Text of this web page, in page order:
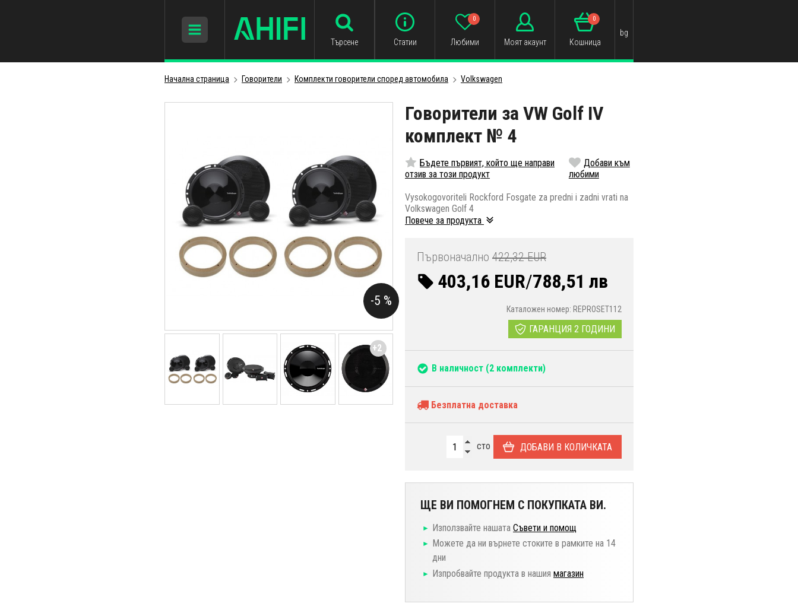
Търсене Статии Любими
0
Моят акаунт Кошница
0
bg
Начална страница Говорители Комплекти говорители според автомобила Volkswagen
Говорители за VW Golf IV
комплект № 4
Бъдете първият, който ще направи
отзив за този продукт
Добави към
любими
Vysokogovoriteli Rockford Fosgate za predni i zadni vrati na
Volkswagen Golf 4
Повече за продукта
Първоначално 422,32 EUR
403,16 EUR/788,51 лв
Каталожен номер: REPROSET112
ГАРАНЦИЯ 2 ГОДИНИ
В наличност (2 комплекти)
Безплатна доставка
сто ДОБАВИ В КОЛИЧКАТА
ЩЕ ВИ ПОМОГНЕМ С ПОКУПКАТА ВИ.
Използвайте нашата Съвети и помощ
Можете да ни върнете стоките в рамките на 14
дни
Изпробвайте продукта в нашия магазин
-5 %
+2